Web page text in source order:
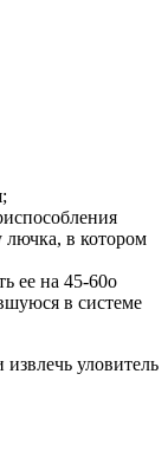
лючка, в котором
ее на 45-60о
в системе
уловитель